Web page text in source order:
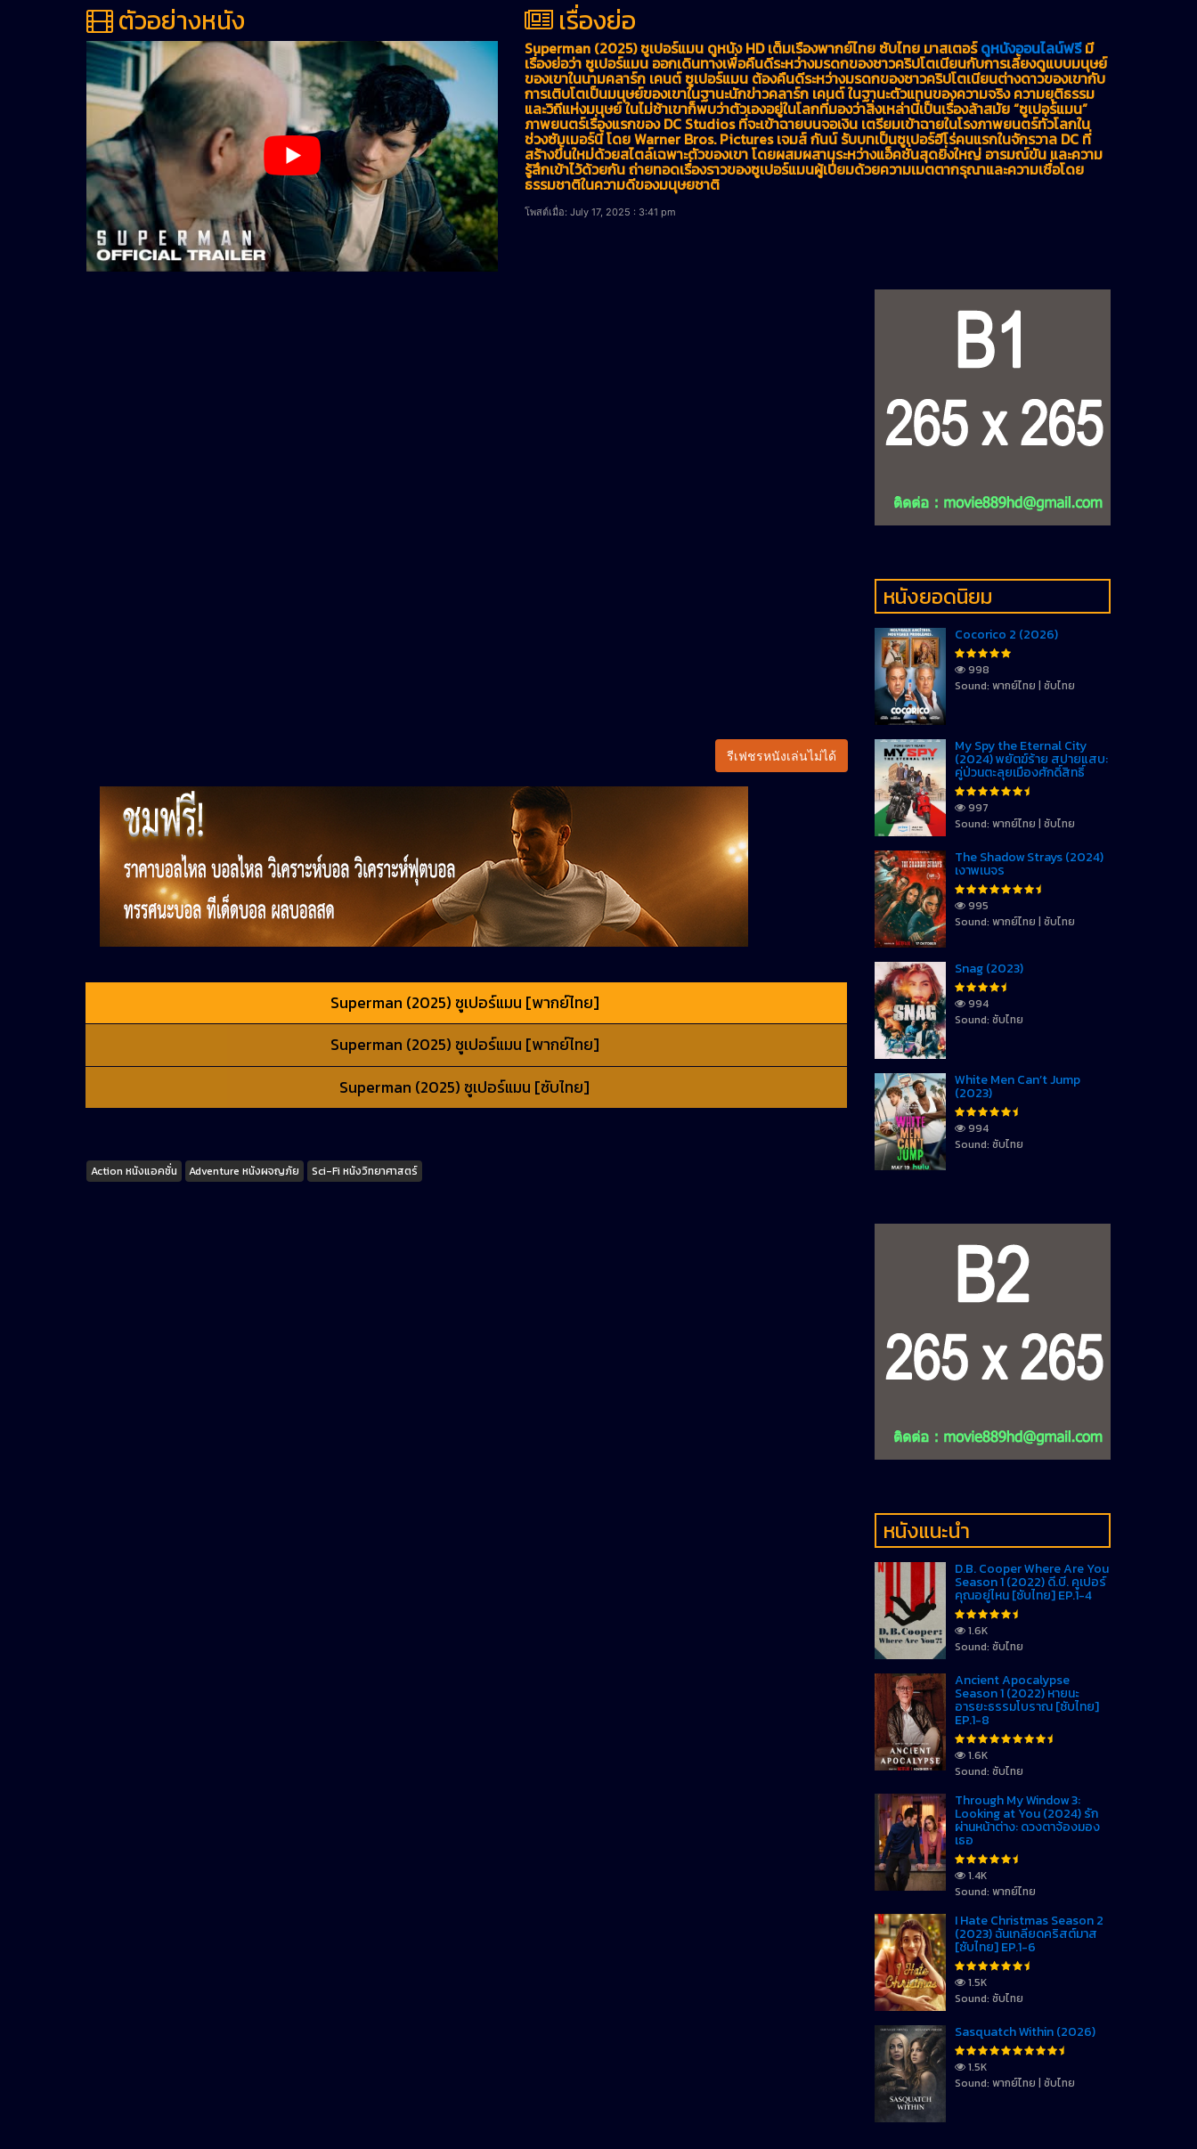
ตัวอย่างหนัง เรื่องย่อ
Superman (2025) ซูเปอร์แมน ดูหนัง HD เต็มเรื่องพากย์ไทย ซับไทย มาสเตอร์ดูหนังออนไลน์ฟรีมี
เรื่องย่อว่า ซูเปอร์แมน ออกเดินทางเพื่อคืนดีระหว่างมรดกของชาวคริปโตเนียนกับการเลี้ยงดูแบบมนุษย์
ของเขาในนามคลาร์ก เคนต์ ซูเปอร์แมน ต้องคืนดีระหว่างมรดกของชาวคริปโตเนียนต่างดาวของเขากับ
การเติบโตเป็นมนุษย์ของเขาในฐานะนักข่าวคลาร์ก เคนต์ ในฐานะตัวแทนของความจริง ความยุติธรรม
และวิถีแห่งมนุษย์ ในไม่ช้าเขาก็พบว่าตัวเองอยู่ในโลกที่มองว่าสิ่งเหล่านี้เป็นเรื่องล้าสมัย “ซูเปอร์แมน”
ภาพยนตร์เรื่องแรกของ DC Studios ที่จะเข้าฉายบนจอเงิน เตรียมเข้าฉายในโรงภาพยนตร์ทั่วโลกใน
ช่วงซัมเมอร์นี้ โดย Warner Bros. Pictures เจมส์ กันน์ รับบทเป็นซูเปอร์ฮีโร่คนแรกในจักรวาล DC ที่
สร้างขึ้นใหม่ด้วยสไตล์เฉพาะตัวของเขา โดยผสมผสานระหว่างแอ็คชั่นสุดยิ่งใหญ่ อารมณ์ขัน และความ
รู้สึกเข้าไว้ด้วยกัน ถ่ายทอดเรื่องราวของซูเปอร์แมนผู้เปี่ยมด้วยความเมตตากรุณาและความเชื่อโดย
ธรรมชาติในความดีของมนุษยชาติ
โพสต์เมื่อ: July 17, 2025 : 3:41 pm
รีเฟชรหนังเล่นไม่ได้
Superman (2025) ซูเปอร์แมน [พากย์ไทย]
Superman (2025) ซูเปอร์แมน [พากย์ไทย]
Superman (2025) ซูเปอร์แมน [ซับไทย]
Tags
Action หนังแอคชั่น Adventure หนังผจญภัย Sci-Fi หนังวิทยาศาสตร์
หนังยอดนิยม
Cocorico 2 (2026)
998
Sound: พากย์ไทย | ซับไทย
My Spy the Eternal City
(2024) พยัตฆ์ร้าย สปายแสบ:
คู่ป่วนตะลุยเมืองศักดิ์สิทธิ์
997
Sound: พากย์ไทย | ซับไทย
The Shadow Strays (2024)
เงาพเนจร
995
Sound: พากย์ไทย | ซับไทย
Snag (2023)
994
Sound: ซับไทย
White Men Can’t Jump
(2023)
994
Sound: ซับไทย
หนังแนะนำ
D.B. Cooper Where Are You
Season 1 (2022) ดี.บี. คูเปอร์
คุณอยู่ไหน [ซับไทย] EP.1-4
1.6K
Sound: ซับไทย
Ancient Apocalypse
Season 1 (2022) หายนะ
อารยะธรรมโบราณ [ซับไทย]
EP.1-8
1.6K
Sound: ซับไทย
Through My Window 3:
Looking at You (2024) รัก
ผ่านหน้าต่าง: ดวงตาจ้องมอง
เธอ
1.4K
Sound: พากย์ไทย
I Hate Christmas Season 2
(2023) ฉันเกลียดคริสต์มาส
[ซับไทย] EP.1-6
1.5K
Sound: ซับไทย
Sasquatch Within (2026)
1.5K
Sound: พากย์ไทย | ซับไทย